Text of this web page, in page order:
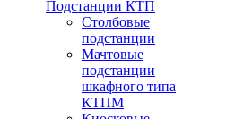
Подстанции КТП
Столбовые
подстанции
Мачтовые
подстанции
шкафного типа
КТПМ